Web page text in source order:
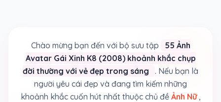
Chào mừng bạn đến với bộ sưu tập
55 Ảnh
Avatar Gái Xinh K8 (2008) khoảnh khắc chụp
đời thường với vẻ đẹp trong sáng
. Nếu bạn là
người yêu cái đẹp và đang tìm kiếm những
khoảnh khắc cuốn hút nhất thuộc chủ đề Ảnh Nữ,